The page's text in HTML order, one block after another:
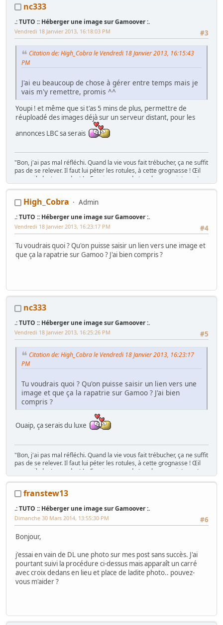
nc333
.: TUTO :: Héberger une image sur Gamoover :.
#3
Vendredi 18 Janvier 2013, 16:18:03 PM
Citation de: High_Cobra le Vendredi 18 Janvier 2013, 16:15:43
PM
J'ai eu beaucoup de chose à gérer entre temps mais je
vais m'y remettre, promis ^^
Youpi ! et même que si t'as 5 mins de plus, permettre de
réuploadé des images déjà sur un serveur distant, pour les
annonces LBC sa serais
"Bon, j'ai pas mal réfléchi. Quand la vie vous fait trébucher, ça ne suffit
pas de se relever. Il faut lui péter les rotules, à cette grognasse ! Œil
pour œil, dent pour dent ! « Essaie un peu de te relever, maintenant,
traînée ! »" Caves Johnson, 1980
La présentation c'estICI
High_Cobra Admin
.: TUTO :: Héberger une image sur Gamoover :.
#4
Vendredi 18 Janvier 2013, 16:23:17 PM
Tu voudrais quoi ? Qu'on puisse saisir un lien vers une image et
que ça la rapatrie sur Gamoo ? J'ai bien compris ?
nc333
.: TUTO :: Héberger une image sur Gamoover :.
#5
Vendredi 18 Janvier 2013, 16:25:26 PM
Citation de: High_Cobra le Vendredi 18 Janvier 2013, 16:23:17
PM
Tu voudrais quoi ? Qu'on puisse saisir un lien vers une
image et que ça la rapatrie sur Gamoo ? J'ai bien
compris ?
Ouaip, ça serais du luxe
"Bon, j'ai pas mal réfléchi. Quand la vie vous fait trébucher, ça ne suffit
pas de se relever. Il faut lui péter les rotules, à cette grognasse ! Œil
pour œil, dent pour dent ! « Essaie un peu de te relever, maintenant,
traînée ! »" Caves Johnson, 1980
La présentation c'estICI
franstew13
.: TUTO :: Héberger une image sur Gamoover :.
#6
Dimanche 30 Mars 2014, 13:55:30 PM
Bonjour,
j'essai en vain de DL une photo sur mes post sans succès. J'ai
pourtant suivi la procédure ci-dessus mais apparaît un carré
avec croix dedans en lieu et place de ladite photo.. pouvez-
vous m'aider ?